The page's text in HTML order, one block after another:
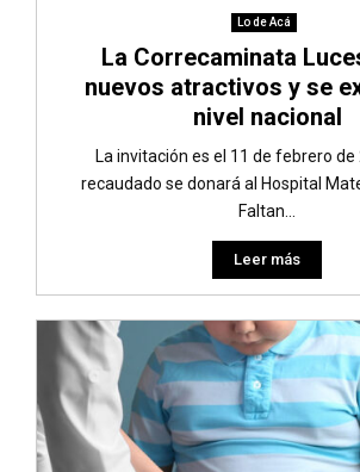
Lo de Acá
La Correcaminata
nuevos atractivos y se
nivel nacional
La invitación es el 11 de febrero de
recaudado se donará al Hospital
Faltan...
Leer más